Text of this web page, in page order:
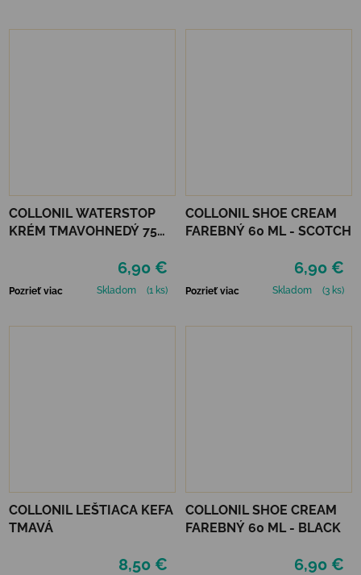
COLLONIL WATERSTOP
KRÉM TMAVOHNEDÝ 75
6,90 €
Pozrieť viac Skladom (1 ks)
COLLONIL SHOE CREAM
FAREBNÝ 60 ML - SCOTCH
6,90 €
Pozrieť viac Skladom (3 ks)
COLLONIL LEŠTIACA KEFA
TMAVÁ
8,50 €
COLLONIL SHOE CREAM
FAREBNÝ 60 ML - BLACK
6,90 €